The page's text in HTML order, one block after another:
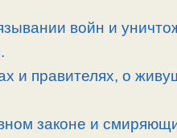
в
т
войн и
и правителях, о
законе и